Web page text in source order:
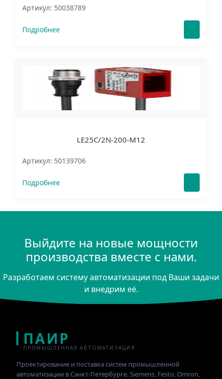
Артикул: 50038789
Подробнее
LE25C/2N-200-M12
Артикул: 50139706
Подробнее
Выйдите на новые мощности
производства вместе с нами.
Разработаем систему автоматизации под Ваши задачи
и внедрим её.
ПАИР
ПРОМЫШЛЕННАЯ АВТОМАТИЗАЦИЯ
Проектирование и поставка систем промышленной
автоматизации в Санкт-Петербурге. Siemens, Festo, Omron,